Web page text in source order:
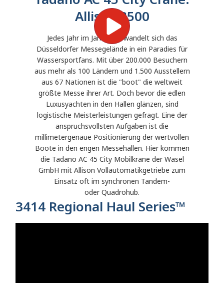
Allison 3500
Jedes Jahr im Januar verwandelt sich das
Düsseldorfer Messegelände in ein Paradies für
Wassersportfans. Mit über 200.000 Besuchern
aus mehr als 100 Ländern und 1.500 Ausstellern
aus 67 Nationen ist die "boot" die weltweit
größte Messe ihrerArt. Doch bevor die edlen
Luxusyachten in den Hallen glänzen, sind
logistische Meisterleistungen gefragt. Eine der
anspruchsvollsten Aufgaben ist die
millimetergenaue Positionierung derwertvollen
Boote in den engen Messehallen. Hier kommen
die Tadano AC 45 City Mobilkrane derWasel
GmbH mit Allison Vollautomatikgetriebe zum
Einsatz oft im synchronen Tandem-
oderQuadrohub.
3414 Regional Haul Series™